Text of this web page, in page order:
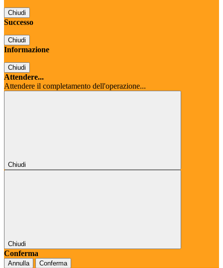
Chiudi
Successo
Chiudi
Informazione
Chiudi
Attendere...
Attendere il completamento dell'operazione...
Chiudi
Chiudi
Conferma
Annulla Conferma